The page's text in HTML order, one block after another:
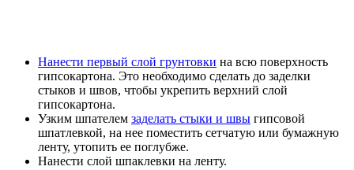
Нанести первый слой грунтовки на всю поверхность
гипсокартона. Это необходимо сделать до заделки
стыков и швов, чтобы укрепить верхний слой
гипсокартона.
Узким шпателем заделать стыки и швы гипсовой
шпатлевкой, на нее поместить сетчатую или бумажную
ленту, утопить ее поглубже.
Нанести слой шпаклевки на ленту.